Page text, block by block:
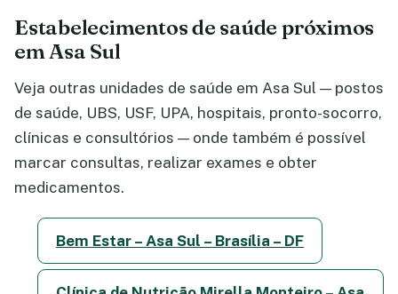
Estabelecimentos de saúde próximos
em Asa Sul
Veja outras unidades de saúde em Asa Sul — postos
de saúde, UBS, USF, UPA, hospitais, pronto-socorro,
clínicas e consultórios — onde também é possível
marcar consultas, realizar exames e obter
medicamentos.
Bem Estar – Asa Sul – Brasília – DF